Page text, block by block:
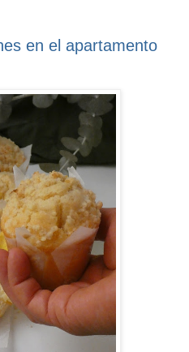
en el apartamento